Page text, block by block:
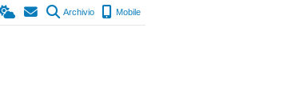
Archivio Mobile